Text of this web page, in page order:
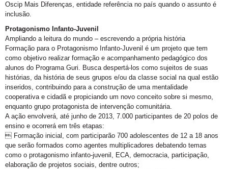
Oscip Mais Diferenças, entidade referência no país quando o assunto é
inclusão.
Protagonismo Infanto-Juvenil
Ampliando a leitura do mundo – escrevendo a própria história
Formação para o Protagonismo Infanto-Juvenil é um projeto que tem
como objetivo realizar formação e acompanhamento pedagógico dos
alunos do Programa Guri. Busca despertá-los como sujeitos de suas
histórias, da história de seus grupos e/ou da classe social na qual estão
inseridos, contribuindo para a construção de uma mentalidade
cooperativa e cidadã e propiciando um novo conceito sobre si mesmo,
enquanto grupo protagonista de intervenção comunitária.
A ação envolverá, até junho de 2013, 7.000 participantes de 20 polos de
ensino e ocorrerá em três etapas:
 Formação inicial, com participarão 700 adolescentes de 12 a 18 anos
que serão formados como agentes multiplicadores debatendo temas
como o protagonismo infanto-juvenil, ECA, democracia, participação,
elaboração de projetos sociais, dentre outros;